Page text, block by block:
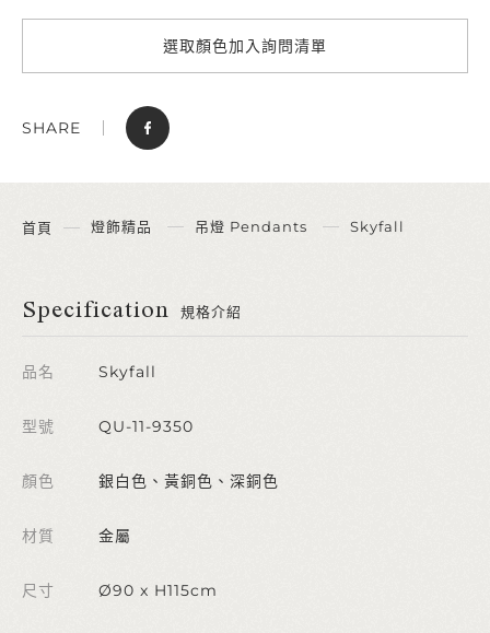
選取顏色加入詢問清單
SHARE
首頁 燈飾精品 吊燈 Pendants Skyfall
Specification 規格介紹
品名 Skyfall
型號 QU-11-9350
顏色 銀白色、黃銅色、深銅色
材質 金屬
尺寸 Ø90 x H115cm